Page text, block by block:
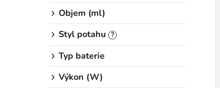
Objem (ml)
Styl potahu ?
Typ baterie
Výkon (W)